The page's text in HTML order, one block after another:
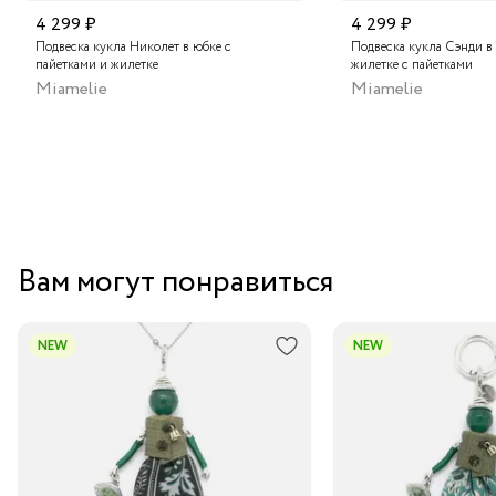
Бутик "La Nature" в Центральном Детском Магазине,
Москва
Аутлет "La Nature" в ТЦ "Елоховский пассаж", Москва
4 299 ₽
Подвеска кукла Николет в юбке с
пайетками и жилетке
Miamelie
4 299 ₽
Подвеска кукла Сэнди
жилетке с пайетками
Miamelie
Вам могут понравиться
NEW NEW